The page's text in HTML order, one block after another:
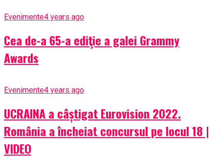
Evenimente4 years ago
Cea de-a 65-a ediţie a galei Grammy
Awards
Evenimente4 years ago
UCRAINA a câștigat Eurovision 2022.
România a încheiat concursul pe locul 18 |
VIDEO